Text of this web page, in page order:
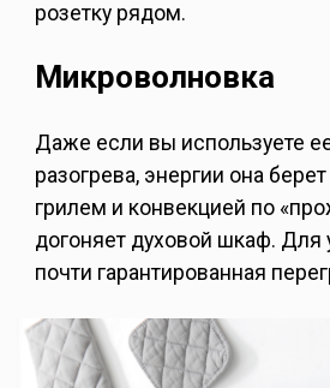
розетку рядом.
Микроволновка
Даже если вы используете
разогрева, энергии она
грилем и конвекцией по
догоняет духовой шкаф. Для
почти гарантированная